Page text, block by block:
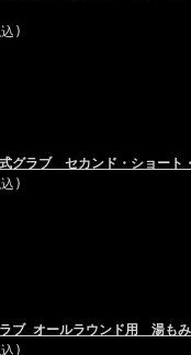
)
グラブ セカンド・ショート
)
ブ オールラウンド用 湯もみ
)